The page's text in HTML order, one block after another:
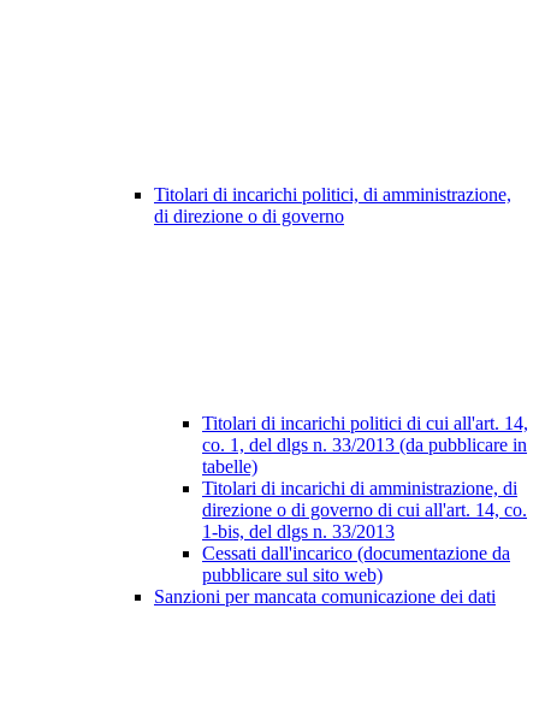
Titolari di incarichi politici, di amministrazione,
di direzione o di governo
Titolari di incarichi politici di cui all'art. 14,
co. 1, del dlgs n. 33/2013 (da pubblicare in
tabelle)
Titolari di incarichi di amministrazione, di
direzione o di governo di cui all'art. 14, co.
1-bis, del dlgs n. 33/2013
Cessati dall'incarico (documentazione da
pubblicare sul sito web)
Sanzioni per mancata comunicazione dei dati